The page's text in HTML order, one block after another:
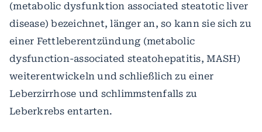
(metabolic dysfunktion associated steatotic liver
disease) bezeichnet, länger an, so kann sie sich zu
einer Fettleberentzündung (metabolic
dysfunction-associated steatohepatitis, MASH)
weiterentwickeln und schließlich zu einer
Leberzirrhose und schlimmstenfalls zu
Leberkrebs entarten.